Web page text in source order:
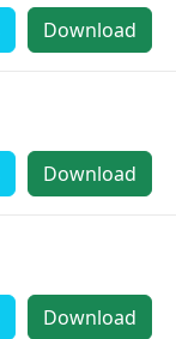
Download
Download
Download